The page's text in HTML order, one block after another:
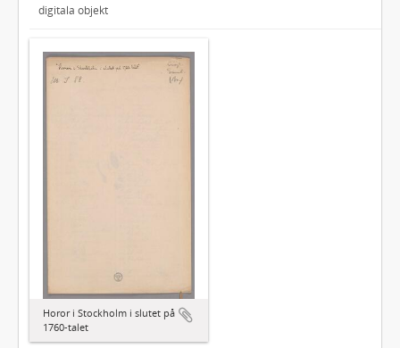
digitala objekt
Horor i Stockholm i slutet på
1760-talet